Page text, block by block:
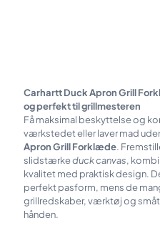
Carhartt Duck Apron Grill
og perfekt til grillmesteren
Få maksimal beskyttelse og
værkstedet eller laver mad
Apron Grill Forklæde.
slidstærkeduck canvas,
kvalitet med praktisk design.
perfekt pasform, mens de
grillredskaber, værktøj og
hånden.